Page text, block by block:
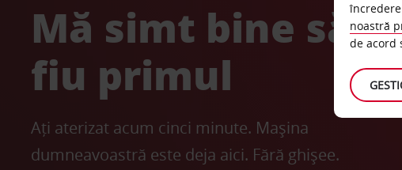
Mă simt bine să
fiu primul
Ați aterizat acum cinci minute. Mașina
dumneavoastră este deja aici. Fără ghișee.
noastră
de acord